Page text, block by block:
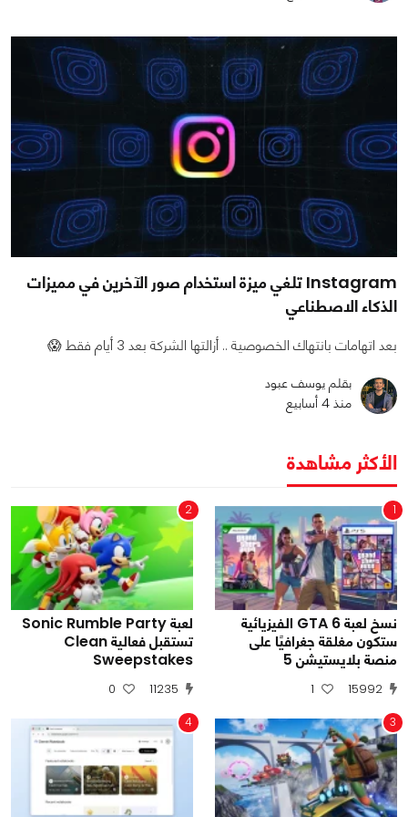
Instagram تلغي ميزة استخدام صور الآخرين في مميزات
الذكاء الاصطناعي
بعد اتهامات بانتهاك الخصوصية .. أزالتها الشركة بعد 3 أيام فقط 😱
بقلم يوسف عبود
منذ 4 أسابيع
الأكثر مشاهدة
1
نسخ لعبة GTA 6 الفيزيائية
ستكون مغلقة جغرافيًا على
منصة بلايستيشن 5
15992
1
2
لعبة Sonic Rumble Party
تستقبل فعالية Clean
Sweepstakes
11235
0
3
4